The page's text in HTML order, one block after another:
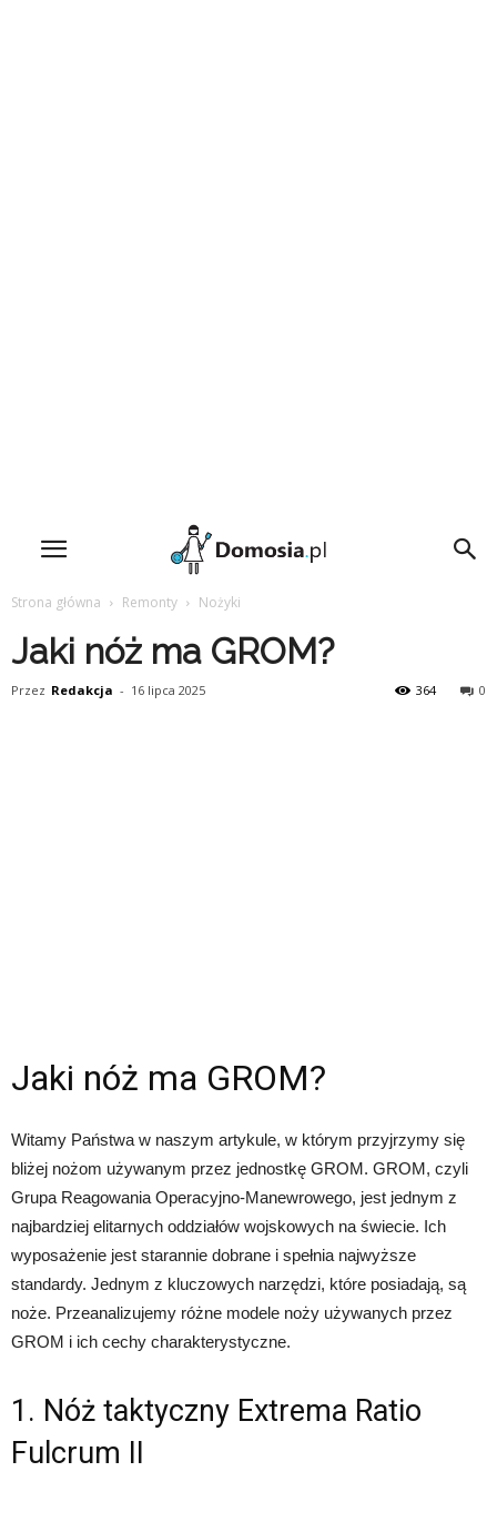
Strona główna Remonty Nożyki
Jaki nóż ma GROM?
Przez Redakcja - 16 lipca 2025 0
364
Jaki nóż ma GROM?
Witamy Państwa w naszym artykule, w którym przyjrzymy się
bliżej nożom używanym przez jednostkę GROM. GROM, czyli
Grupa Reagowania Operacyjno-Manewrowego, jest jednym z
najbardziej elitarnych oddziałów wojskowych na świecie. Ich
wyposażenie jest starannie dobrane i spełnia najwyższe
standardy. Jednym z kluczowych narzędzi, które posiadają, są
noże. Przeanalizujemy różne modele noży używanych przez
GROM i ich cechy charakterystyczne.
1. Nóż taktyczny Extrema Ratio
Fulcrum II